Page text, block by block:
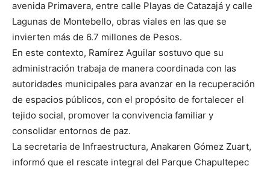
avenida Primavera, entre calle Playas de Catazajá y calle
Lagunas de Montebello, obras viales en las que se
invierten más de 6.7 millones de Pesos.
En este contexto, Ramírez Aguilar sostuvo que su
administración trabaja de manera coordinada con las
autoridades municipales para avanzar en la recuperación
de espacios públicos, con el propósito de fortalecer el
tejido social, promover la convivencia familiar y
consolidar entornos de paz.
La secretaria de Infraestructura, Anakaren Gómez Zuart,
informó que el rescate integral del Parque Chapultepec